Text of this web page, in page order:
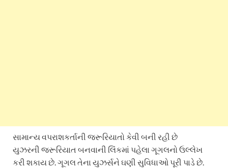
સામાન્ય વપરાશકર્તાની જરૂરિયાતો કેવી બની રહી છે
યુઝરની જરૂરિયાત બનવાની લિંકમાં પહેલા ગૂગલનો ઉલ્લેખ
કરી શકાય છે. ગૂગલ તેના યુઝર્સને ઘણી સુવિધાઓ પૂરી પાડે છે.